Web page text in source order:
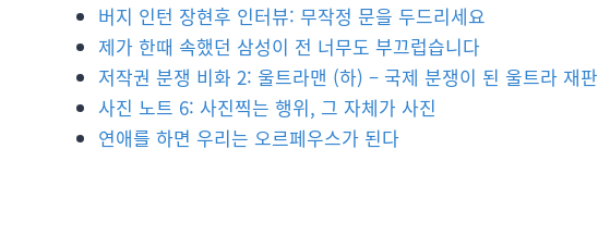
버지 인턴 장현후 인터뷰: 무작정 문을 두드리세요
제가 한때 속했던 삼성이 전 너무도 부끄럽습니다
저작권 분쟁 비화 2: 울트라맨 (하) – 국제 분쟁이 된 울트라 재판
사진 노트 6: 사진찍는 행위, 그 자체가 사진
연애를 하면 우리는 오르페우스가 된다